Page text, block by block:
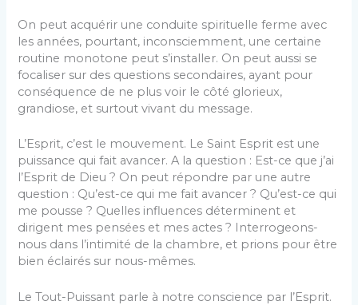
On peut acquérir une conduite spirituelle ferme avec
les années, pourtant, inconsciemment, une certaine
routine monotone peut s’installer. On peut aussi se
focaliser sur des questions secondaires, ayant pour
conséquence de ne plus voir le côté glorieux,
grandiose, et surtout vivant du message.
L’Esprit, c’est le mouvement. Le Saint Esprit est une
puissance qui fait avancer. A la question : Est-ce que j’ai
l’Esprit de Dieu ? On peut répondre par une autre
question : Qu’est-ce qui me fait avancer ? Qu’est-ce qui
me pousse ? Quelles influences déterminent et
dirigent mes pensées et mes actes ? Interrogeons-
nous dans l’intimité de la chambre, et prions pour être
bien éclairés sur nous-mêmes.
Le Tout-Puissant parle à notre conscience par l’Esprit.